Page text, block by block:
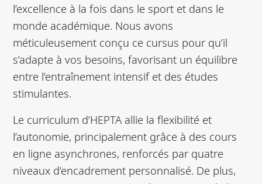
l’excellence à la fois dans le sport et dans le
monde académique. Nous avons
méticuleusement conçu ce cursus pour qu’il
s’adapte à vos besoins, favorisant un équilibre
entre l’entraînement intensif et des études
stimulantes.
Le curriculum d’HEPTA allie la flexibilité et
l’autonomie, principalement grâce à des cours
en ligne asynchrones, renforcés par quatre
niveaux d’encadrement personnalisé. De plus,